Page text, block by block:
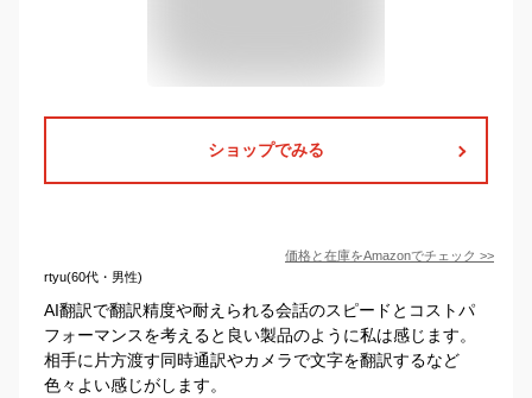
ショップでみる
価格と在庫をAmazonでチェック >>
rtyu(60代・男性)
AI翻訳で翻訳精度や耐えられる会話のスピードとコストパ
フォーマンスを考えると良い製品のように私は感じます。
相手に片方渡す同時通訳やカメラで文字を翻訳するなど
色々よい感じがします。